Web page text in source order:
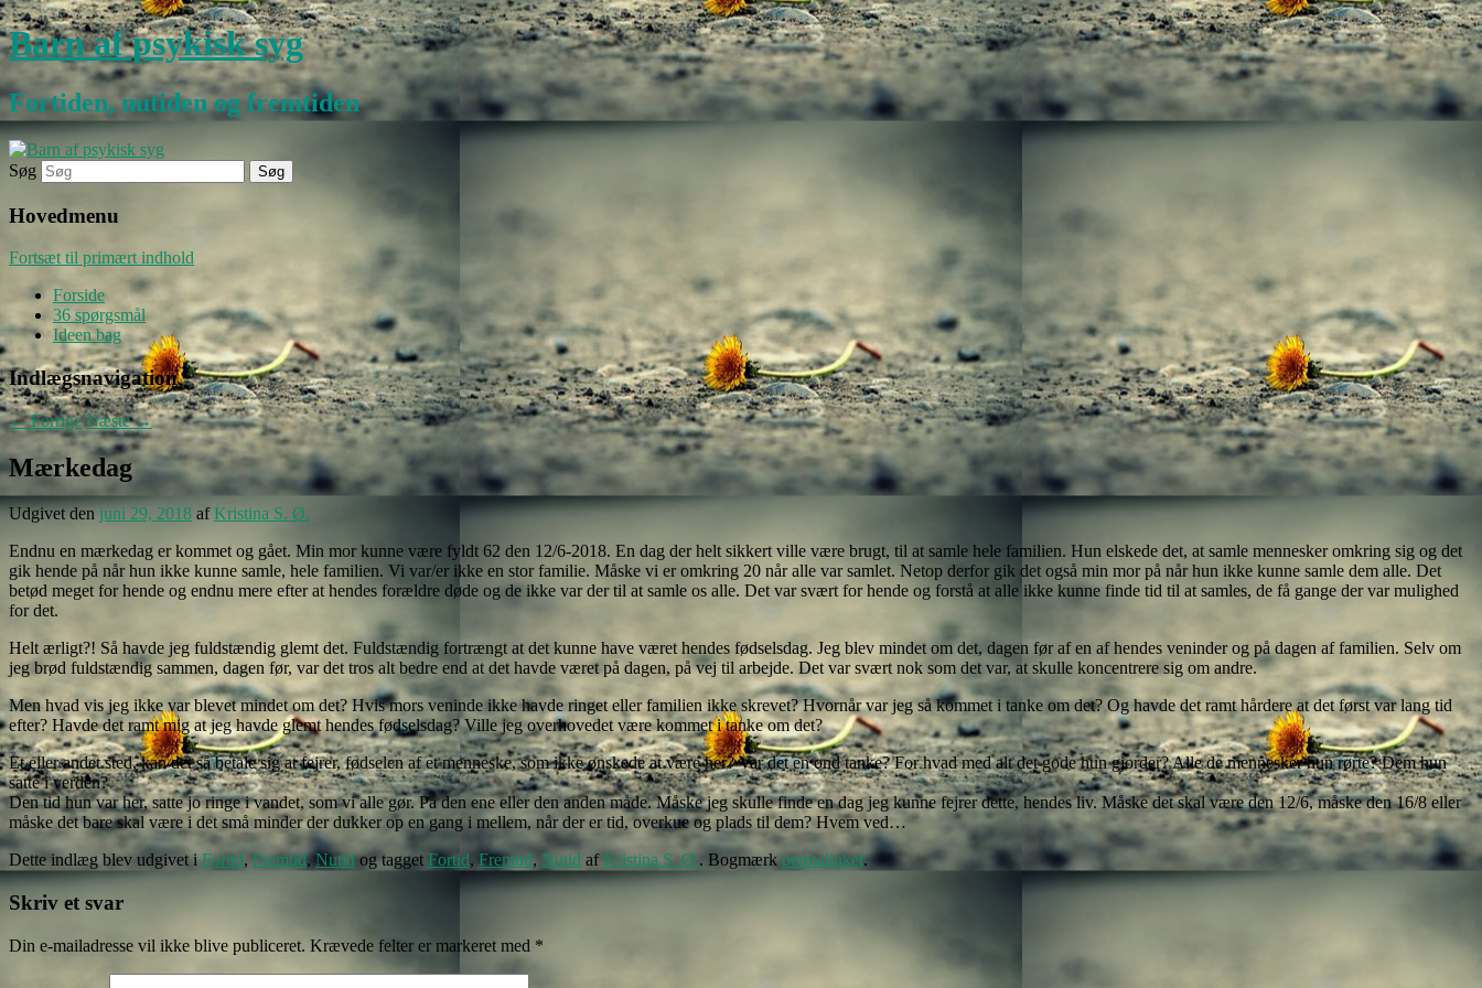
Barn af psykisk syg
Fortiden, nutiden og fremtiden
Søg
Hovedmenu
Fortsæt til primært indhold
Forside
36 spørgsmål
Ideen bag
Indlægsnavigation
←Forrige Næste→
Mærkedag
Udgivet denjuni 29, 2018 afKristina S. Ø.
Endnu en mærkedag er kommet og gået. Min mor kunne være fyldt 62 den 12/6-2018. En dag der helt sikkert ville være brugt, til at samle hele familien. Hun elskede det, at samle mennesker omkring sig og det
gik hende på når hun ikke kunne samle, hele familien. Vi var/er ikke en stor familie. Måske vi er omkring 20 når alle var samlet. Netop derfor gik det også min mor på når hun ikke kunne samle dem alle. Det
betød meget for hende og endnu mere efter at hendes forældre døde og de ikke var der til at samle os alle. Det var svært for hende og forstå at alle ikke kunne finde tid til at samles, de få gange der var mulighed
for det.
Helt ærligt?! Så havde jeg fuldstændig glemt det. Fuldstændig fortrængt at det kunne have været hendes fødselsdag. Jeg blev mindet om det, dagen før af en af hendes veninder og på dagen af familien. Selv om
jeg brød fuldstændig sammen, dagen før, var det tros alt bedre end at det havde været på dagen, på vej til arbejde. Det var svært nok som det var, at skulle koncentrere sig om andre.
Men hvad vis jeg ikke var blevet mindet om det? Hvis mors veninde ikke havde ringet eller familien ikke skrevet? Hvornår var jeg så kommet i tanke om det? Og havde det ramt hårdere at det først var lang tid
efter? Havde det ramt mig at jeg havde glemt hendes fødselsdag? Ville jeg overhovedet være kommet i tanke om det?
Et eller andet sted, kan det så betale sig at fejrer, fødselen af et menneske, som ikke ønskede at være her? Var det en ond tanke? For hvad med alt det gode hun gjorder? Alle de mennesker hun rørte? Dem hun
satte i verden?
Den tid hun var her, satte jo ringe i vandet, som vi alle gør. På den ene eller den anden måde. Måske jeg skulle finde en dag jeg kunne fejrer dette, hendes liv. Måske det skal være den 12/6, måske den 16/8 eller
måske det bare skal være i det små minder der dukker op en gang i mellem, når der er tid, overkue og plads til dem? Hvem ved…
Dette indlæg blev udgivet iFortid, Fremtid, Nutidog tagget Fortid, Fremtid, Nutid afKristina S. Ø.. Bogmærkpermalinket.
Skriv et svar
Din e-mailadresse vil ikke blive publiceret. Krævede felter er markeret med *